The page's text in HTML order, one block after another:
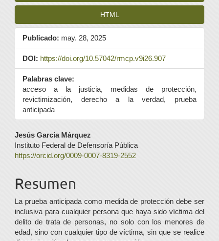
HTML
Publicado: may. 28, 2025
DOI: https://doi.org/10.57042/rmcp.v9i26.907
Palabras clave:
acceso a la justicia, medidas de protección,
revictimización, derecho a la verdad, prueba
anticipada
Contenido
principal
artículo
Jesús García Márquez
Instituto Federal de Defensoría Pública
https://orcid.org/0009-0007-8319-2552
Resumen
La prueba anticipada como medida de protección debe ser
inclusiva para cualquier persona que haya sido víctima del
delito de trata de personas, no solo con los menores de
edad, sino con cualquier tipo de víctima, sin que se realice